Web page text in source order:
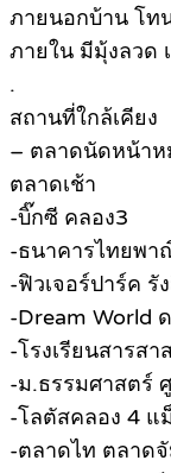
ภายนอกบ้าน โท
ภายใน มีมุ้งลวด
.
สถานที่ใกล้เคียง
– ตลาดนัดหน้าห
ตลาดเช้า
-บิ๊กซี คลอง3
-ธนาคารไทยพา
-ฟิวเจอร์ปาร์ค รั
-Dream World
-โรงเรียนสารส
-ม.ธรรมศาสตร์
-โลตัสคลอง 4 แ
-ตลาดไท ตลาด